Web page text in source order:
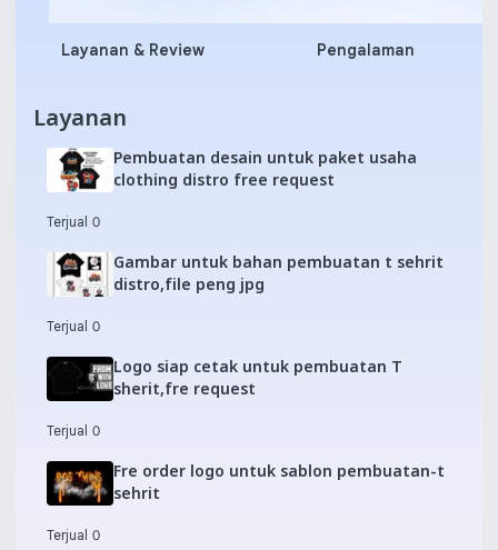
Layanan & Review Pengalaman
Layanan
Pembuatan desain untuk paket usaha
clothing distro free request
Terjual 0
Gambar untuk bahan pembuatan t sehrit
distro,file peng jpg
Terjual 0
Logo siap cetak untuk pembuatan T
sherit,fre request
Terjual 0
Fre order logo untuk sablon pembuatan-t
sehrit
Terjual 0